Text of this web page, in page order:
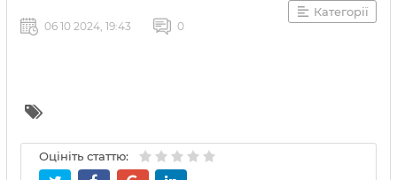
Категорії
06 10 2024, 19:43 0
Оцініть статтю: